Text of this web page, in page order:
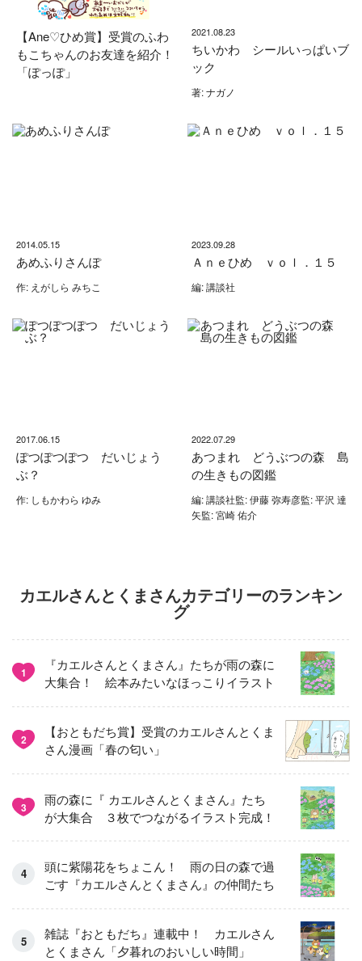
【Ane♡ひめ賞】受賞のふわ
もこちゃんのお友達を紹介！
「ぽっぽ」
2021.08.23
ちいかわ シールいっぱいブ
ック
著: ナガノ
2014.05.15
あめふりさんぽ
作: えがしら みちこ
2023.09.28
Ａｎｅひめ ｖｏｌ．１５
編: 講談社
2017.06.15
ぽつぽつぽつ だいじょう
ぶ？
作: しもかわら ゆみ
2022.07.29
あつまれ どうぶつの森 島
の生きもの図鑑
編: 講談社監: 伊藤 弥寿彦監: 平沢 達
矢監: 宮崎 佑介
カエルさんとくまさんカテゴリーのランキン
グ
1
『カエルさんとくまさん』たちが雨の森に
大集合！ 絵本みたいなほっこりイラスト
2
【おともだち賞】受賞のカエルさんとくま
さん漫画「春の匂い」
3
雨の森に『 カエルさんとくまさん』たち
が大集合 ３枚でつながるイラスト完成！
頭に紫陽花をちょこん！ 雨の日の森で過
ごす『カエルさんとくまさん』の仲間たち
雑誌『おともだち』連載中！ カエルさん
とくまさん「夕暮れのおいしい時間」